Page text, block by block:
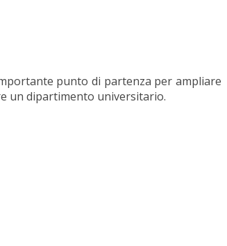
punto di partenza per ampliare
un dipartimento universitario.